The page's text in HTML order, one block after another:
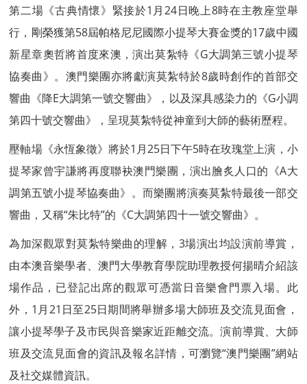
第二場《古典情懷》緊接於1月24日晚上8時在主教座堂舉
行，剛榮獲第58屆帕格尼尼國際小提琴大賽金獎的17歲中國
新星章奧哲將首度來澳，演出莫紮特《G大調第三號小提琴
協奏曲》。澳門樂團亦將獻演莫紮特於8歲時創作的首部交
響曲《降E大調第一號交響曲》，以及深具感染力的《G小調
第四十號交響曲》，呈現莫紮特從神童到大師的藝術歷程。
壓軸場《永恆象徵》將於1月25日下午5時在玫瑰堂上演，小
提琴家曾宇謙將再度聯袂澳門樂團，演出膾炙人口的《A大
調第五號小提琴協奏曲》。而樂團將演奏莫紮特最後一部交
響曲，又稱“朱比特”的《C大調第四十一號交響曲》。
為加深觀眾對莫紮特樂曲的理解，3場演出均設演前導賞，
由本澳音樂學者、澳門大學教育學院助理教授何揚晴介紹該
場作品，已登記出席的觀眾可憑當日音樂會門票入場。此
外，1月21日至25日期間將舉辦多場大師班及交流見面會，
讓小提琴學子及市民與音樂家近距離交流。演前導賞、大師
班及交流見面會的資訊及報名詳情，可瀏覽“澳門樂團”網站
及社交媒體資訊。